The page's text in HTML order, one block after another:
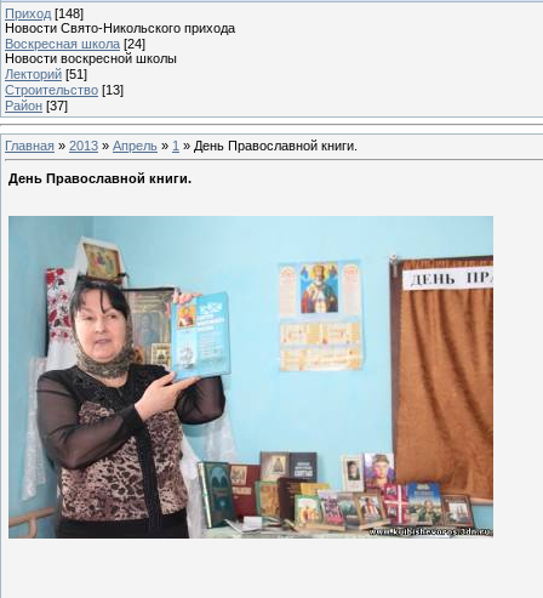
Приход [148]
Новости Свято-Никольского прихода
Воскресная школа [24]
Новости воскресной школы
Лекторий [51]
Строительство [13]
Район [37]
Главная » 2013 » Апрель » 1 » День Православной книги.
День Православной книги.